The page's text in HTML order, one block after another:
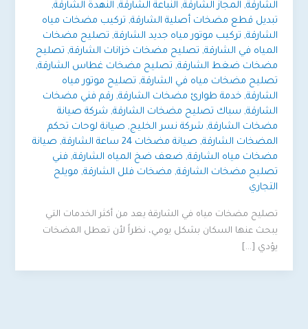
الشارقة, المجاز الشارقة, النباعة الشارقة, النهدة الشارقة,
تبديل قطع مضخات أصلية الشارقة, تركيب مضخات مياه
الشارقة, تركيب موتور مياه جديد الشارقة, تصليح مضخات
المياه في الشارقة, تصليح مضخات خزانات الشارقة, تصليح
مضخات ضغط الشارقة, تصليح مضخات غطاس الشارقة,
تصليح مضخات مياه في الشارقة, تصليح موتور مياه
الشارقة,خدمة طوارئ مضخات الشارقة, رقم فني مضخات
الشارقة, سباك تصليح مضخات الشارقة, شركة صيانة
مضخات الشارقة, شركة نسر الخليج, صيانة لوحات تحكم
المضخات الشارقة, صيانة مضخات 24 ساعة الشارقة , صيانة
مضخات مياه الشارقة, ضعف ضخ المياه الشارقة, فني
تصليح مضخات الشارقة, مضخات فلل الشارقة, مويلح
التجاري
تصليح مضخات مياه في الشارقة يعد من أكثر الخدمات التي
يبحث عنها السكان بشكل يومي، نظراً لأن تعطل المضخات
يؤدي […]